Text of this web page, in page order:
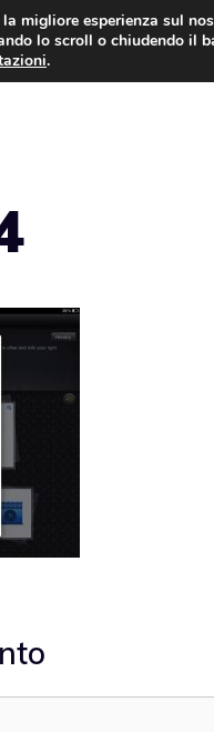
migliore esperienza sul
lo scroll o chiudendo il
.